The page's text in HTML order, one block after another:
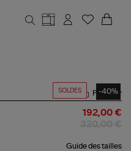
SOLDES -40%
Partager
192,00 €
Guide des tailles